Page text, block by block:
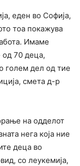
еден во Софија,
тоа покажува
Имаме
од 70 деца,
голем дел од тие
смета д-р
на одделот
нега која ние
деца во
со леукемија,